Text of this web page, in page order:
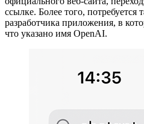
ссылке. Более того, потребуется
разработчика приложения, в
что указано имя OpenAI.